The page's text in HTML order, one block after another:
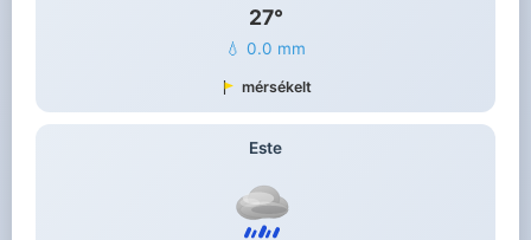
27°
💧 0.0 mm
mérsékelt
Este